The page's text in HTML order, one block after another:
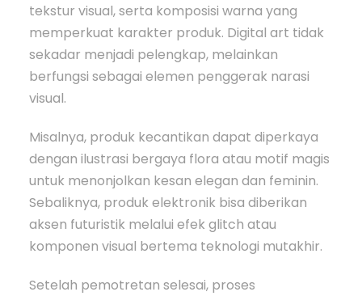
tekstur visual, serta komposisi warna yang
memperkuat karakter produk. Digital art tidak
sekadar menjadi pelengkap, melainkan
berfungsi sebagai elemen penggerak narasi
visual.
Misalnya, produk kecantikan dapat diperkaya
dengan ilustrasi bergaya flora atau motif magis
untuk menonjolkan kesan elegan dan feminin.
Sebaliknya, produk elektronik bisa diberikan
aksen futuristik melalui efek glitch atau
komponen visual bertema teknologi mutakhir.
Setelah pemotretan selesai, proses